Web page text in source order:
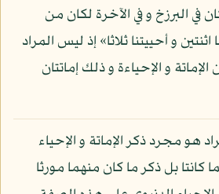
في البرزخ و في الآخرة لكان من
و أحييتنا ثلاثا» إذ ليس المراد
و الإحياءة و ذلك إماتتان
هو مجرد ذكر الإماتة و الإحياء
كانتا بل ذكر ما كان منهما مورثا